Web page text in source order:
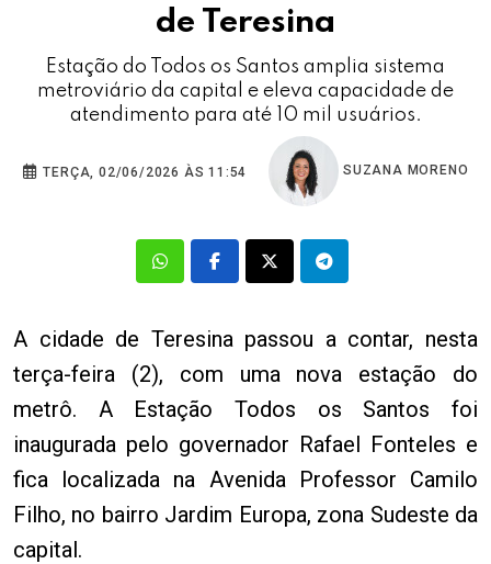
de Teresina
Estação do Todos os Santos amplia sistema
metroviário da capital e eleva capacidade de
atendimento para até 10 mil usuários.
TERÇA, 02/06/2026 ÀS 11:54 SUZANA MORENO
A cidade de Teresina passou a contar, nesta
terça-feira (2), com uma nova estação do
metrô. A Estação Todos os Santos foi
inaugurada pelo governador Rafael Fonteles e
fica localizada na Avenida Professor Camilo
Filho, no bairro Jardim Europa, zona Sudeste da
capital.